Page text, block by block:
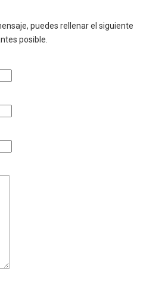
puedes rellenar el siguiente
posible.